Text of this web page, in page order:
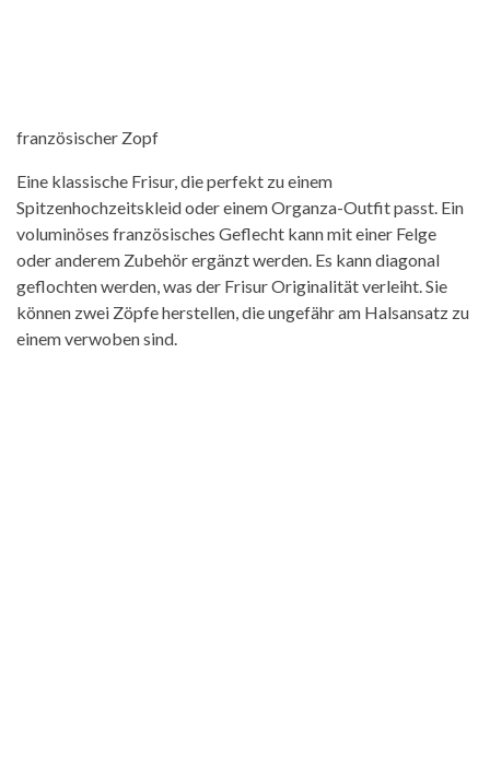
französischer Zopf
Eine klassische Frisur, die perfekt zu einem
Spitzenhochzeitskleid oder einem Organza-Outfit passt. Ein
voluminöses französisches Geflecht kann mit einer Felge
oder anderem Zubehör ergänzt werden. Es kann diagonal
geflochten werden, was der Frisur Originalität verleiht. Sie
können zwei Zöpfe herstellen, die ungefähr am Halsansatz zu
einem verwoben sind.